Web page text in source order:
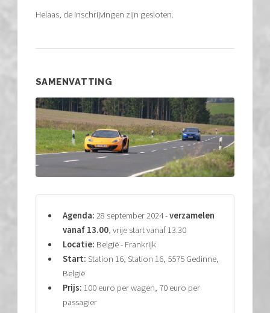
Helaas, de inschrijvingen zijn gesloten.
SAMENVATTING
Agenda: 28 september 2024 -verzamelen
vanaf 13.00, vrije start vanaf 13.30
Locatie: België - Frankrijk
Start: Station 16, Station 16, 5575 Gedinne,
België
Prijs: 100 euro per wagen, 70 euro per
passagier